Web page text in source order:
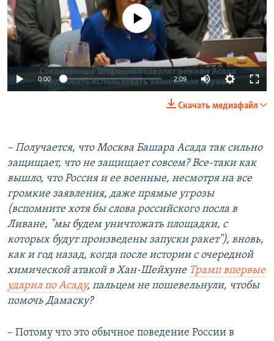
No media source currently available
0:00 2:09
Скачать медиафайл
– Получается, что Москва Башара Асада так сильно
защищает, что не защищает совсем? Все-таки как
вышло, что Россия и ее военные, несмотря на все
громкие заявления, даже прямые угрозы
(вспомните хотя бы слова российского посла в
Ливане, "мы будем уничтожать площадки, с
которых будут произведены запуски ракет"), вновь,
как и год назад, когда после истории с очередной
химической атакой в Хан-Шейхуне Трамп впервые
ударил по Асаду, пальцем не пошевельнули, чтобы
помочь Дамаску?​
– Потому что это обычное поведение России в